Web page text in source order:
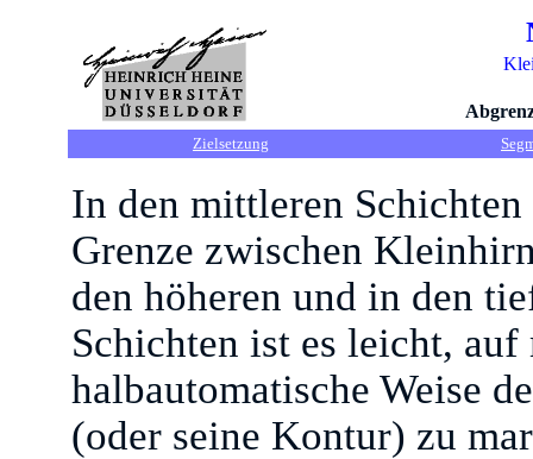
Zielsetzung
In den mittleren
Grenze zwischen
den höheren und in den
Schichten ist es leicht, auf
halbautomatische Weise
(oder seine Kontur) zu